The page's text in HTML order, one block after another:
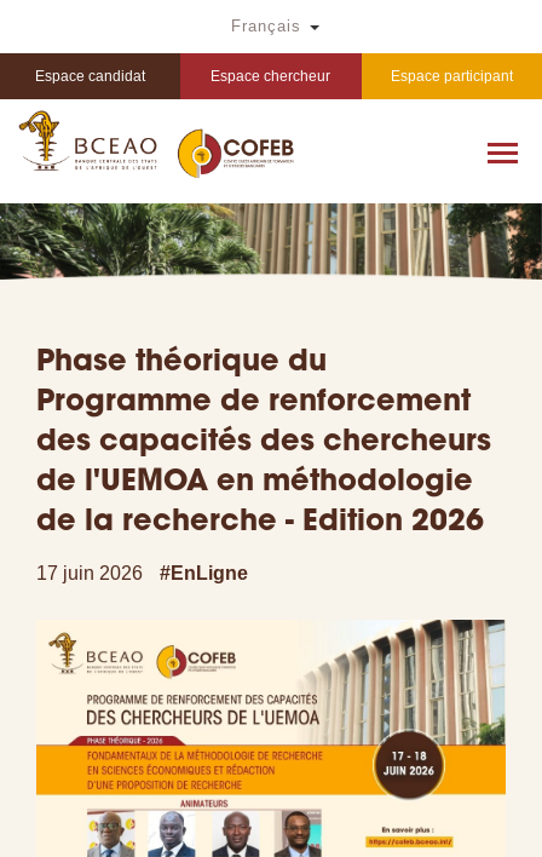
principal
Français Toggle Dropdown
Espace candidat Espace chercheur Espace participant
Phase théorique du
Programme de renforcement
des capacités des chercheurs
de l'UEMOA en méthodologie
de la recherche - Edition 2026
17 juin 2026 #EnLigne